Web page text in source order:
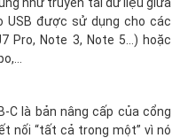
USB được sử dụng cho các
Pro, Note 3, Note 5…) hoặc
C là bản nâng cấp của cổng
nối “tất cả trong một” vì nó